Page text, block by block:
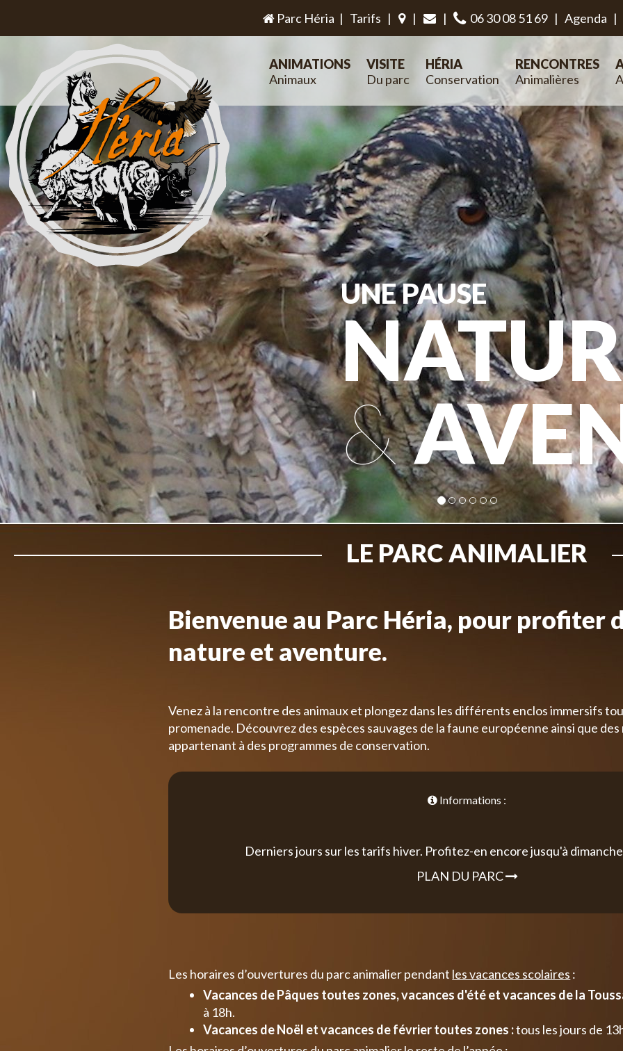
Parc Héria | Tarifs | | | 06 30 08 51 69 | Agenda |
UNE PAUSE
&
ANIMATIONS
Animaux
VISITE
Du parc
HÉRIA
Conservation
RENCONTRES
Animalières
LE PARC ANIMALIER
Bienvenue au Parc Héria, pour profiter
nature et aventure.
Venez à la rencontre des animaux et plongez dans les différents enclos immersifs
promenade. Découvrez des espèces sauvages de la faune européenne ainsi que
appartenant à des programmes de conservation.
Informations :
Derniers jours sur les tarifs hiver. Profitez-en encore jusqu'à
PLAN DU PARC
Les horaires d’ouvertures du parc animalier pendant les vacances scolaires :
Vacances de Pâques toutes zones, vacances d'été et vacances de la
à 18h.
Vacances de Noël et vacances de février toutes zones :tous les jours de